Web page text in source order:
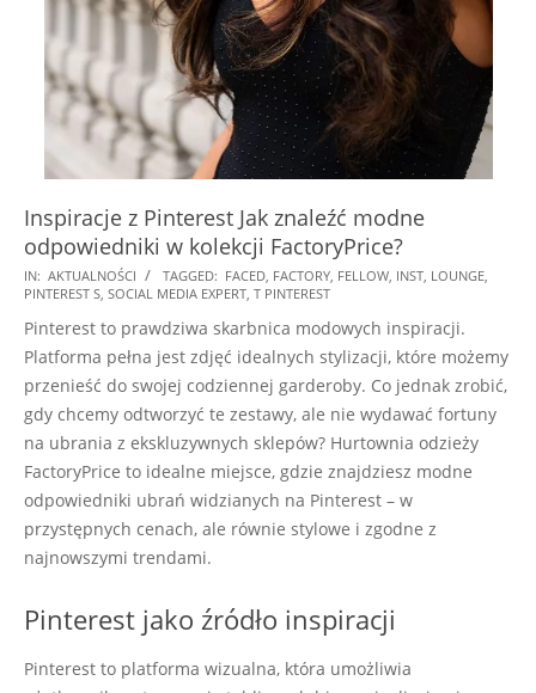
Inspiracje z Pinterest Jak znaleźć modne
odpowiedniki w kolekcji FactoryPrice?
2025-
01-
07
IN: AKTUALNOŚCI TAGGED: FACED FACTORY FELLOW INST LOUNGE
PINTEREST S SOCIAL MEDIA EXPERT T PINTEREST
Pinterest to prawdziwa skarbnica modowych inspiracji.
Platforma pełna jest zdjęć idealnych stylizacji, które możemy
przenieść do swojej codziennej garderoby. Co jednak zrobić,
gdy chcemy odtworzyć te zestawy, ale nie wydawać fortuny
na ubrania z ekskluzywnych sklepów? Hurtownia odzieży
FactoryPrice to idealne miejsce, gdzie znajdziesz modne
odpowiedniki ubrań widzianych na Pinterest – w
przystępnych cenach, ale równie stylowe i zgodne z
najnowszymi trendami.
Pinterest jako źródło inspiracji
Pinterest to platforma wizualna, która umożliwia